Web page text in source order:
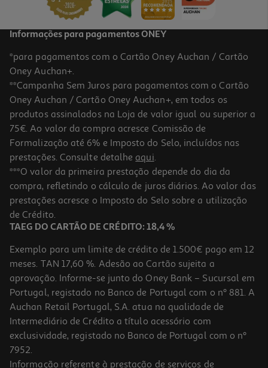
Tablet Xiaomi Redmi Pad 2 (11'' 4/128gb Gray)
219.99 €/un
219,99 €
Informações para pagamentos ONEY
*para pagamentos com o Cartão Oney Auchan / Cartão
Oney Auchan+.
**Campanha Sem Juros para pagamentos com o Cartão
Oney Auchan / Cartão Oney Auchan+, em todos os
produtos assinalados na Loja de valor igual ou superior a
75€. Ao valor da compra acresce Comissão de
Formalização até 6% e Imposto do Selo, incluídos nas
prestações. Consulte detalhe aqui.
***O valor da primeira prestação depende do dia da
compra, refletindo o cálculo de juros diários. Ao valor das
prestações acresce o Imposto do Selo sobre a utilização
de Crédito.
TAEG DO CARTÃO DE CRÉDITO: 18,4 %
Exemplo para um limite de crédito de 1.500€ pago em 12
meses. TAN 17,60 %. Adesão ao Cartão sujeita a
aprovação. Informe-se junto do Oney Bank – Sucursal em
Portugal, registado no Banco de Portugal com o nº 881. A
Auchan Retail Portugal, S.A. atua na qualidade de
Intermediário de Crédito a título acessório com
exclusividade, registado no Banco de Portugal com o nº
7952.
Informação referente à prestação de serviços de